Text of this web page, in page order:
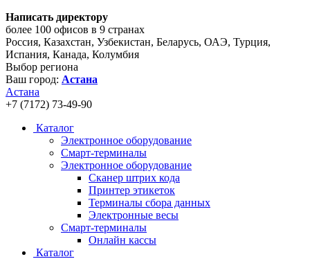
Написать директору
более 100 офисов в 9 странах
Россия, Казахстан, Узбекистан, Беларусь, ОАЭ, Турция,
Испания, Канада, Колумбия
Выбор региона
Ваш город: Астана
Астана
+7 (7172) 73-49-90
Каталог
Электронное оборудование
Смарт-терминалы
Электронное оборудование
Сканер штрих кода
Принтер этикеток
Терминалы сбора данных
Электронные весы
Смарт-терминалы
Онлайн кассы
Каталог